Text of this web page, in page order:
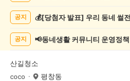
록
공지
공지 📢동네생활 커뮤니티 운영정
산길청소
coco 평창동